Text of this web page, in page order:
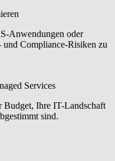
Anwendungen oder
Compliance-Risiken zu
Services
Budget, Ihre IT-Landschaft
sind.